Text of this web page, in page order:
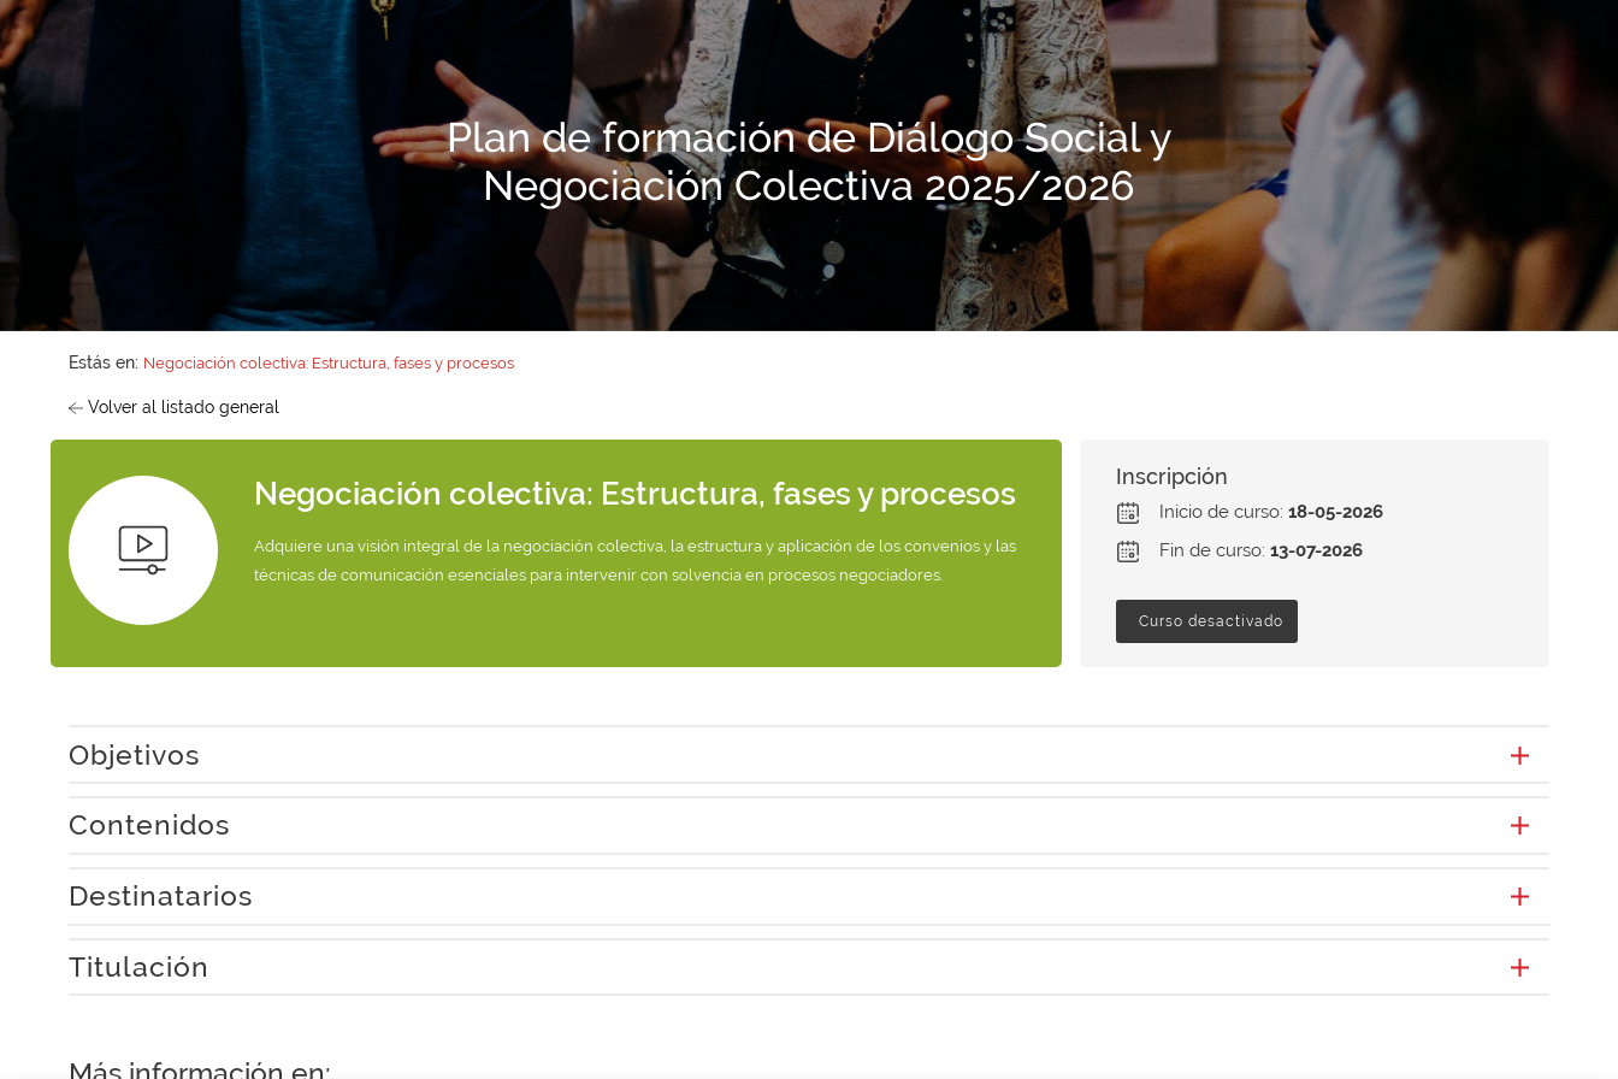
Plan de formación de Diálogo Social y
Negociación Colectiva 2025/2026
Estás en: Negociación colectiva: Estructura, fases y procesos
Volver al listado general
Negociación colectiva: Estructura, fases y procesos
Adquiere una visión integral de la negociación colectiva, la estructura y aplicación de los convenios y las
técnicas de comunicación esenciales para intervenir con solvencia en procesos negociadores.
Inscripción
Inicio de curso: 18-05-2026
Fin de curso: 13-07-2026
Curso desactivado
Objetivos
Contenidos
Destinatarios
Titulación